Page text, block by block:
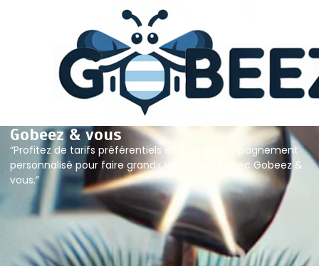
Gobeez & vous
“Profitez de tarifs préférentiels et d’un accompagnement
personnalisé pour faire grandir votre projet avec Gobeez &
vous.”